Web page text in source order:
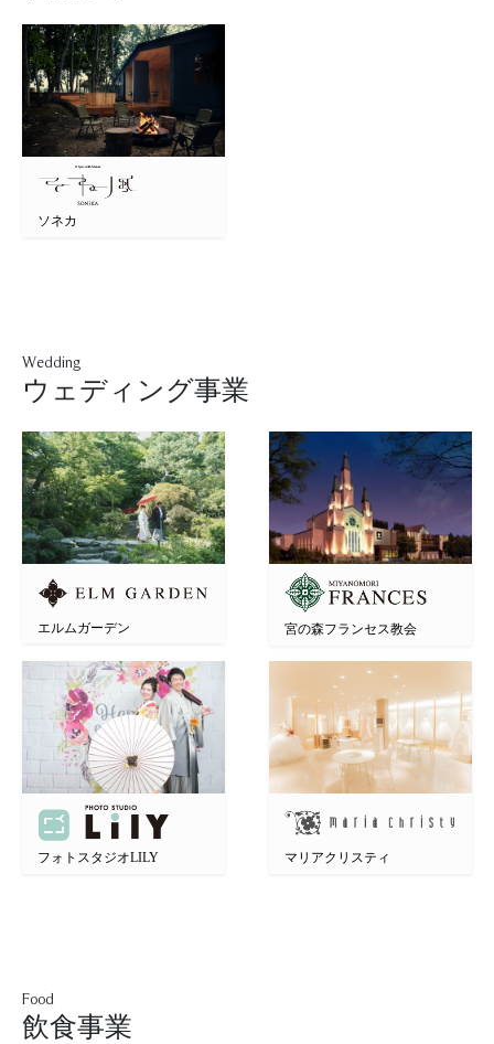
ソネカ
Wedding
ウェディング事業
エルムガーデン 宮の森フランセス教会
フォトスタジオLILY マリアクリスティ
Food
飲食事業